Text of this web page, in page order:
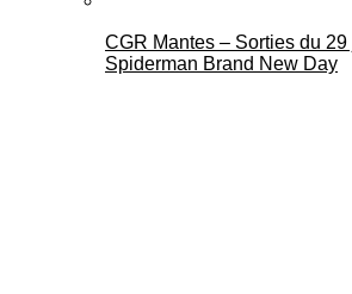
CGR Mantes – Sorties du
Spiderman Brand New Day